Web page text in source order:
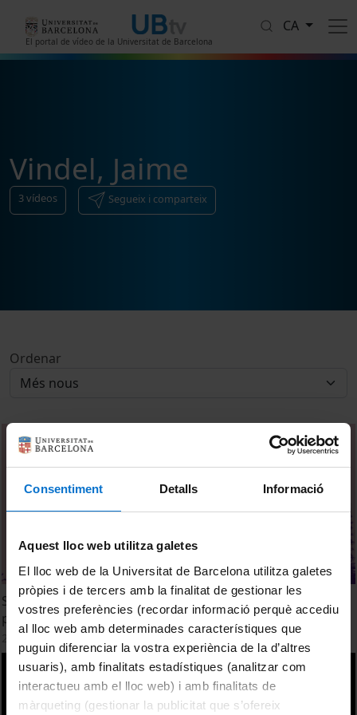
Consentiment Detalls Informació
Aquest lloc web utilitza galetes
El lloc web de la Universitat de Barcelona utilitza galetes
pròpies i de tercers amb la finalitat de gestionar les
vostres preferències (recordar informació perquè accediu
al lloc web amb determinades característiques que
puguin diferenciar la vostra experiència de la d’altres
usuaris), amb finalitats estadístiques (analitzar com
interactueu amb el lloc web) i amb finalitats de
màrqueting (gestionar la publicitat que s’ofereix
El portal de vídeo de la Universitat de Barcelona
CA
Vindel, Jaime
3vídeos Segueix i comparteix
Ordenar
Sessió 4. Imaginaris de l’Energia: Cultura, pensament i
política en l’era dels combustibles fòssils